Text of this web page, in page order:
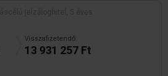
Visszafizetendő:
13 931 257 Ft